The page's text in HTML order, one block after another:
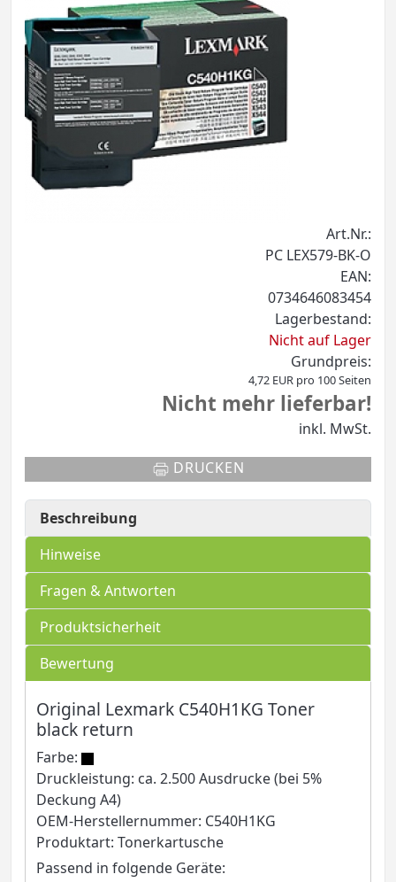
Art.Nr.:
PC LEX579-BK-O
EAN:
0734646083454
Lagerbestand:
Nicht auf Lager
Grundpreis:
4,72 EUR pro 100 Seiten
Nicht mehr lieferbar!
inkl. MwSt.
DRUCKEN
Beschreibung
Hinweise
Fragen & Antworten
Produktsicherheit
Bewertung
Original Lexmark C540H1KG Toner
black return
Farbe:
Druckleistung: ca. 2.500 Ausdrucke (bei 5%
Deckung A4)
OEM-Herstellernummer: C540H1KG
Produktart: Tonerkartusche
Passend in folgende Geräte: